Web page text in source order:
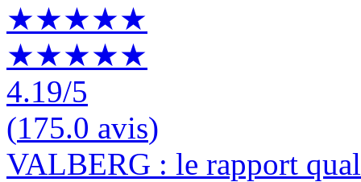
★★★★★
★★★★★
4.19/5
(175.0 avis)
VALBERG : le rapport